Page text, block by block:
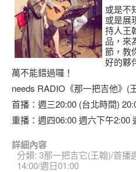
或是不
或是展
持人王
品，來
節，教
好的夥
萬不能錯過囉！
needs RADIO《那一把吉他》(
首播：週三20:00 (台北時間)
重播：週四06:00 週六下午2:00
詳細內容
分類: 3那一把吉它(王翰)/首播
14:00/週日01:00